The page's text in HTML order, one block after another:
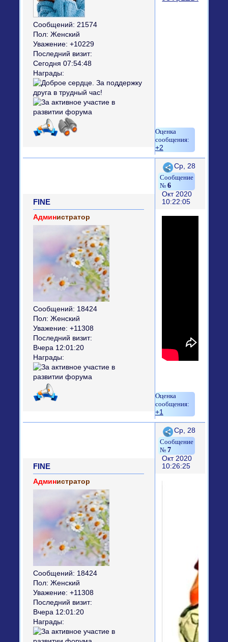
Сообщений: 21574
Пол: Женский
Уважение: +10229
Последний визит:
Сегодня 07:54:48
Награды:
+2
Поделиться
6
Ср, 28
Окт 2020
10:22:05
FINE
Администратор
Сообщений: 18424
Пол: Женский
Уважение: +11308
Последний визит:
Вчера 12:01:20
Награды:
+1
Поделиться
7
Ср, 28
Окт 2020
10:26:25
FINE
Администратор
Сообщений: 18424
Пол: Женский
Уважение: +11308
Последний визит:
Вчера 12:01:20
Награды: